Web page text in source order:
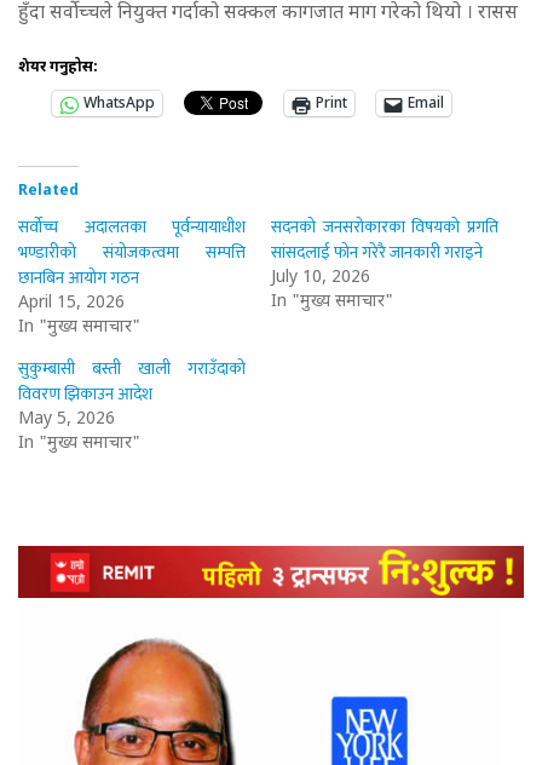
हुँदा सर्वोच्चले नियुक्त गर्दाको सक्कल कागजात माग गरेको थियो । रासस
शेयर गर्नुहोस:
WhatsApp
Print Email
Related
सर्वोच्च अदालतका पूर्वन्यायाधीश
भण्डारीको संयोजकत्वमा सम्पत्ति
छानबिन आयोग गठन
April 15, 2026
In "मुख्य समाचार"
सदनको जनसरोकारका विषयको प्रगति
सांसदलाई फोन गरेरै जानकारी गराइने
July 10, 2026
In "मुख्य समाचार"
सुकुम्बासी बस्ती खाली गराउँदाको
विवरण झिकाउन आदेश
May 5, 2026
In "मुख्य समाचार"